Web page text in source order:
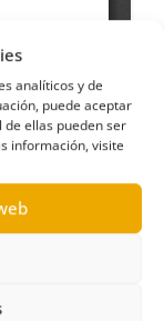
analíticos y de
puede aceptar
ellas pueden ser
información, visite